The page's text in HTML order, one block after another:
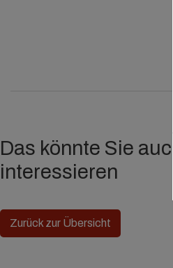
Das könnte Sie auch
interessieren
Zurück zur Übersicht